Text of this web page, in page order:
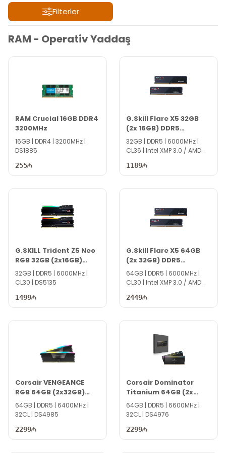
Filterler
Filterler
RAM - Operativ Yaddaş
RAM Crucial 16GB DDR4
3200MHz
16GB | DDR4 | 3200MHz |
DS1885
255
G.Skill Flare X5 32GB
(2x 16GB) DDR5
6000MHz F5-
6000J3636F16GX2-FX5
32GB | DDR5 | 6000MHz |
CL36 | Intel XMP 3.0 / AMD
1189
G.SKILL Trident Z5 Neo
RGB 32GB (2x16GB)
DDR5 6000 MHz F5-
6000J3038F16GX2-
32GB | DDR5 | 6000MHz |
CL30 | DS5135
1499
G.Skill Flare X5 64GB
(2x 32GB) DDR5
6000MHz F5-
6000J3040G32GX2-
64GB | DDR5 | 6000MHz |
CL30 | Intel XMP 3.0 / AMD
2449
Corsair VENGEANCE
RGB 64GB (2x32GB)
6400MHz DDR5
64GB | DDR5 | 6400MHz |
32CL | DS4985
2299
Corsair Dominator
Titanium 64GB (2x
32GB) 6600MHz DDR5
64GB | DDR5 | 6600MHz |
32CL | DS4976
2299